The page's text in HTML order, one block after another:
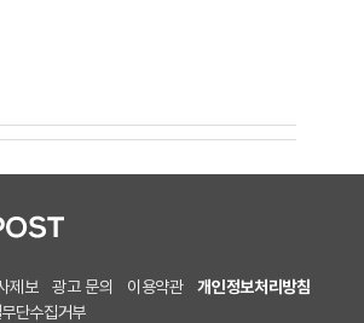
제보 광고 문의 이용약관
개인정보처리방침
단수집거부